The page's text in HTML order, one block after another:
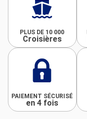
PLUS DE 10 000
Croisières
PAIEMENT SÉCURISÉ
en 4 fois